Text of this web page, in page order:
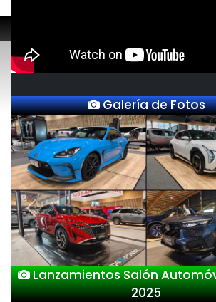
Galería de Fotos
Lanzamientos Salón
2025
Previous